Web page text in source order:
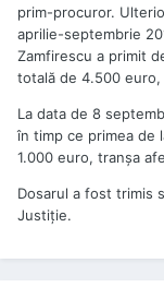
prim-procuror.
aprilie-septembrie
Zamfirescu a primit
totală de 4.500
La data de 8
în timp ce primea de
1.000 euro, tranşa
Dosarul a fost trimis
Justiţie.